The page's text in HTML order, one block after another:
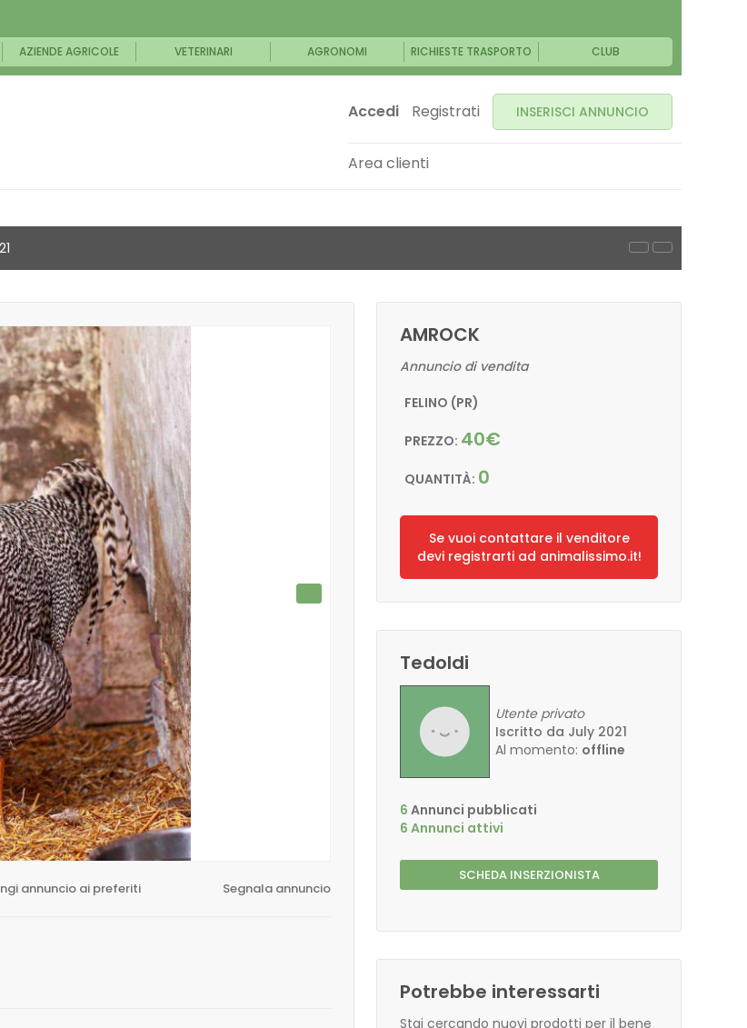
AZIENDE AGRICOLE VETERINARI AGRONOMI RICHIESTE TRASPORTO CLUB
Accedi Registrati INSERISCI ANNUNCIO
Area clienti
annuncio ai preferiti Segnala annuncio
AMROCK
Annuncio di vendita
FELINO (PR)
PREZZO: 40€
QUANTITÀ: 0
Se vuoi contattare il venditore
devi registrarti ad animalissimo.it!
Tedoldi
Utente privato
Iscritto da July 2021
Al momento: offline
6 Annunci pubblicati
6 Annunci attivi
SCHEDA INSERZIONISTA
Potrebbe interessarti
Stai cercando nuovi prodotti per il bene